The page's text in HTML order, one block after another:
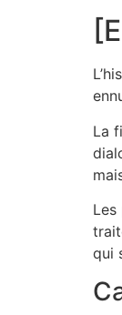
La
qui